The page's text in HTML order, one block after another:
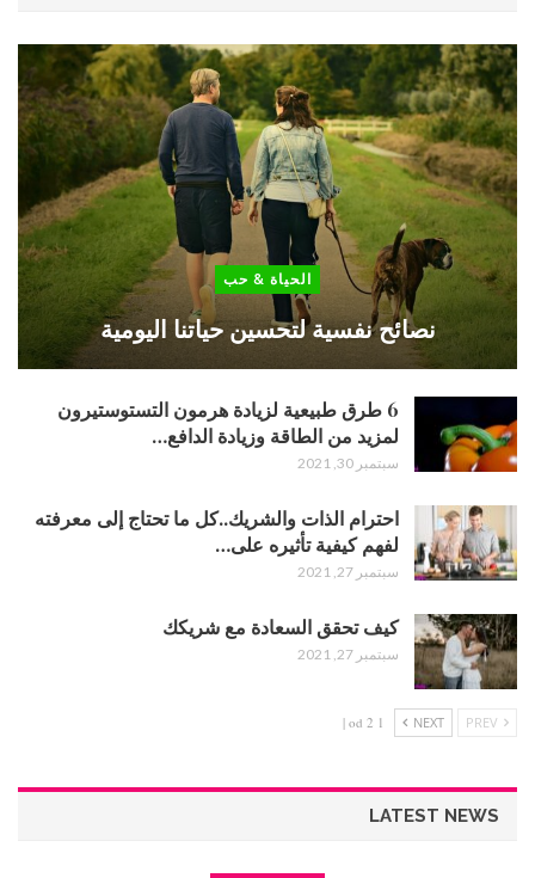
الحياة & حب
نصائح نفسية لتحسين حياتنا اليومية
6 طرق طبيعية لزيادة هرمون التستوستيرون
لمزيد من الطاقة وزيادة الدافع…
سبتمبر 30, 2021
احترام الذات والشريك..كل ما تحتاج إلى معرفته
لفهم كيفية تأثيره على…
سبتمبر 27, 2021
كيف تحقق السعادة مع شريكك
سبتمبر 27, 2021
NEXT
1 od 2 |
LATEST NEWS